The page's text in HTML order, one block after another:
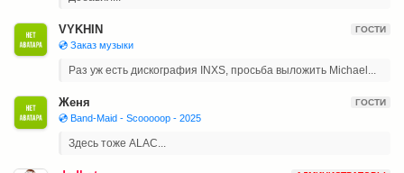
VYKHIN ГОСТИ
💿 Заказ музыки
Раз уж есть дискография INXS, просьба выложить Michael...
Женя ГОСТИ
💿 Band-Maid - Scooooop - 2025
Здесь тоже ALAC...